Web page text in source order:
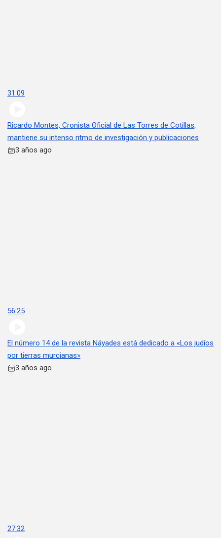
31:09
Ricardo Montes, Cronista Oficial de Las Torres de Cotillas,
mantiene su intenso ritmo de investigación y publicaciones
3 años ago
56:25
El número 14 de la revista Náyades está dedicado a «Los judíos
por tierras murcianas»
3 años ago
27:32